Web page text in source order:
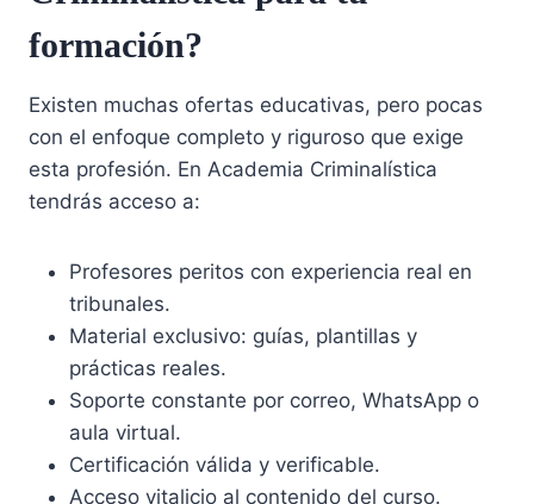
formación?
Existen muchas ofertas educativas, pero pocas
con el enfoque completo y riguroso que exige
esta profesión. En Academia Criminalística
tendrás acceso a:
Profesores peritos con experiencia real en
tribunales.
Material exclusivo: guías, plantillas y
prácticas reales.
Soporte constante por correo, WhatsApp o
aula virtual.
Certificación válida y verificable.
Acceso vitalicio al contenido del curso.